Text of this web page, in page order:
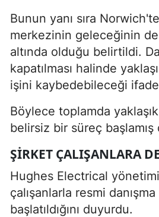
Bunun yanı sıra
merkezinin geleceğinin
altında olduğu belirtildi.
kapatılması halinde
işini kaybedebileceği
Böylece toplamda
belirsiz bir süreç başlamış
ŞIRKET ÇALIŞANLARA
Hughes Electrical
çalışanlarla resmi
başlatıldığını duyurdu.